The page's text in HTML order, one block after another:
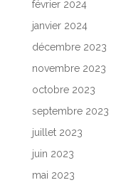
février 2024
janvier 2024
décembre 2023
novembre 2023
octobre 2023
septembre 2023
juillet 2023
juin 2023
mai 2023